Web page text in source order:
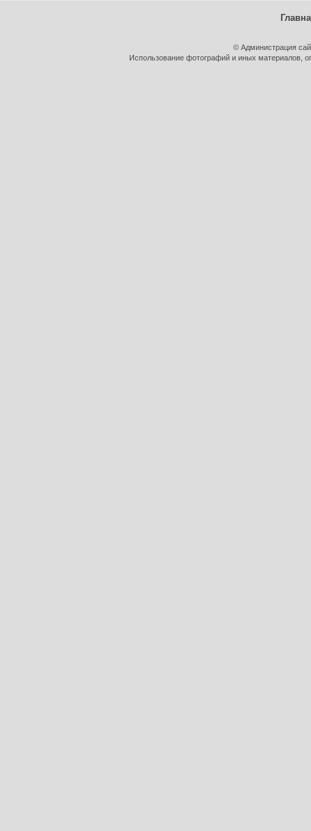
© Администрация
Использование фотографий и иных материалов,